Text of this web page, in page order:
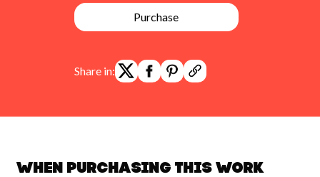
Purchase
Share in:
When purchasing this work